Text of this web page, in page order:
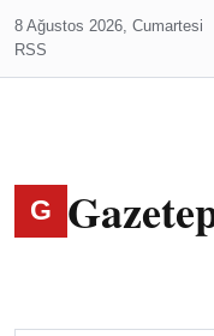
8 Ağustos 2026, Cumartesi
RSS
G